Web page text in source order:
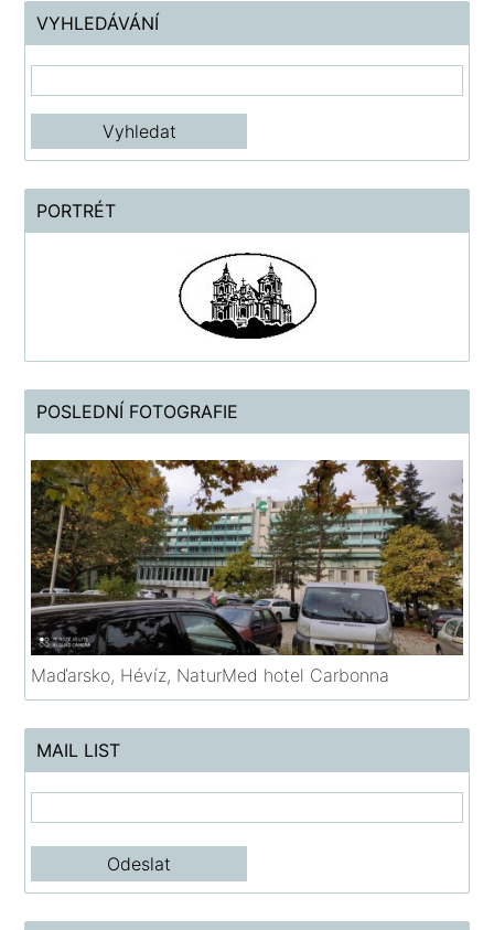
VYHLEDÁVÁNÍ
PORTRÉT
POSLEDNÍ FOTOGRAFIE
Maďarsko, Hévíz, NaturMed hotel Carbonna
MAIL LIST